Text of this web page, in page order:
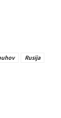
Rusija